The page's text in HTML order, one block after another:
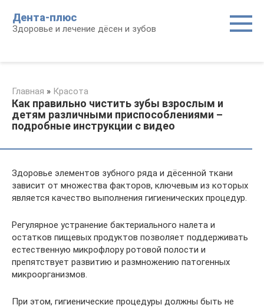
контенту
Дента-плюс
Здоровье и лечение дёсен и зубов
Главная » Красота
Как правильно чистить зубы взрослым и
детям различными приспособлениями –
подробные инструкции с видео
Здоровье элементов зубного ряда и дёсенной ткани
зависит от множества факторов, ключевым из которых
является качество выполнения гигиенических процедур.
Регулярное устранение бактериального налета и
остатков пищевых продуктов позволяет поддерживать
естественную микрофлору ротовой полости и
препятствует развитию и размножению патогенных
микроорганизмов.
При этом, гигиенические процедуры должны быть не